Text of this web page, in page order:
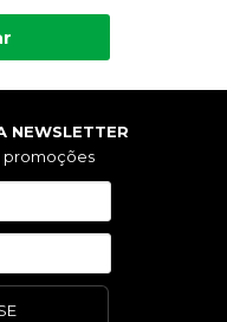
NEWSLETTER
promoções